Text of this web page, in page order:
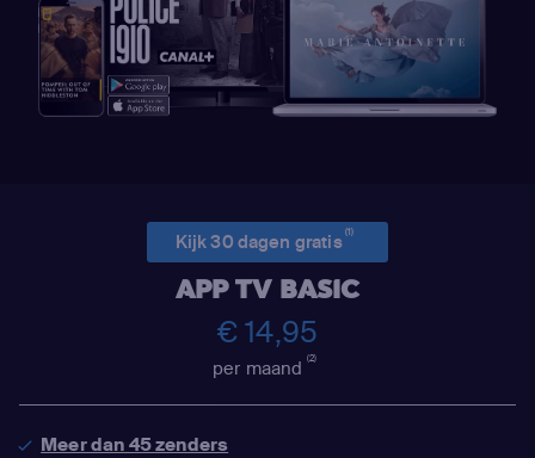
Kijk 30 dagen gratis(1)
APP TV BASIC
€ 14,95
per maand(2)
Meer dan 45 zenders